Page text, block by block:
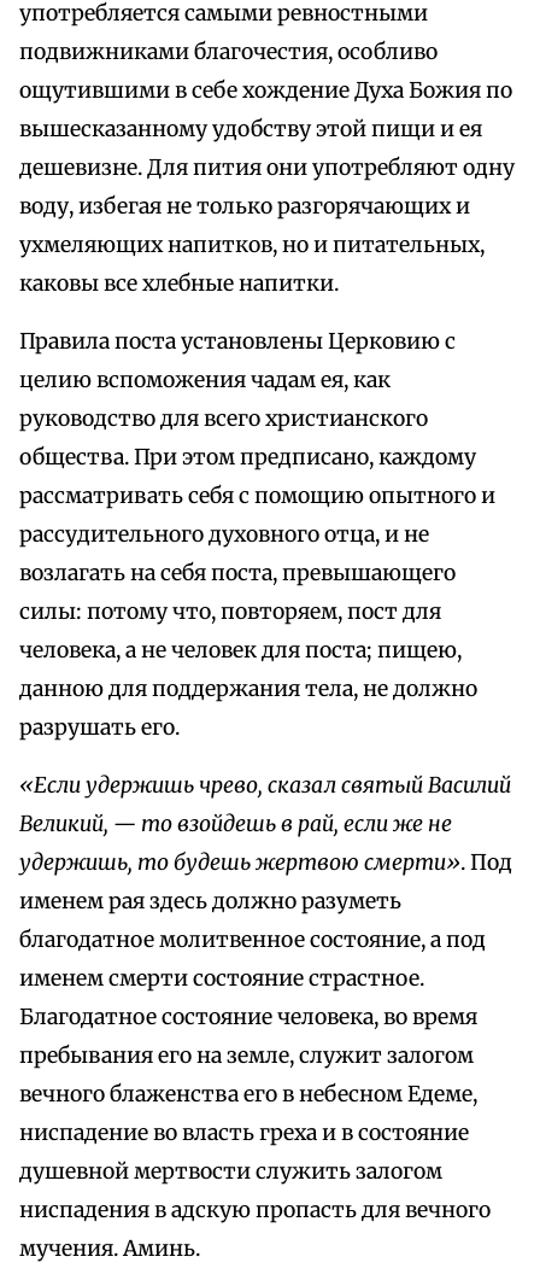
употребляется самыми ревностными
подвижниками благочестия, особливо
ощутившими в себе хождение Духа Божия по
вышесказанному удобству этой пищи и ея
дешевизне. Для пития они употребляют одну
воду, избегая не только разгорячающих и
ухмеляющих напитков, но и питательных,
каковы все хлебные напитки.
Правила поста установлены Церковию с
целию вспоможения чадам ея, как
руководство для всего христианского
общества. При этом предписано, каждому
рассматривать себя с помощию опытного и
рассудительного духовного отца, и не
возлагать на себя поста, превышающего
силы: потому что, повторяем, пост для
человека, а не человек для поста; пищею,
данною для поддержания тела, не должно
разрушать его.
«Если удержишь чрево, сказал святый Василий
Великий, — то взойдешь в рай, если же не
удержишь, то будешь жертвою смерти». Под
именем рая здесь должно разуметь
благодатное молитвенное состояние, а под
именем смерти состояние страстное.
Благодатное состояние человека, во время
пребывания его на земле, служит залогом
вечного блаженства его в небесном Едеме,
ниспадение во власть греха и в состояние
душевной мертвости служить залогом
ниспадения в адскую пропасть для вечного
мучения. Аминь.